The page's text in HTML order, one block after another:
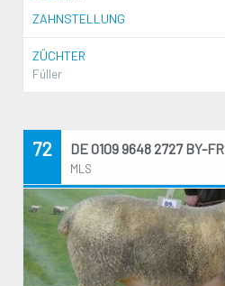
ZAHNSTELLUNG
ZÜCHTER
Füller
72 DE 0109 9648 2727 BY-FR
MLS